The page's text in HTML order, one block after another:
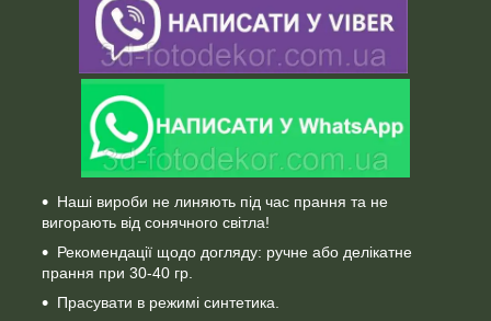
Наші вироби не линяють під час прання та не
вигорають від сонячного світла!
Рекомендації щодо догляду: ручне або делікатне
прання при 30-40 гр.
Прасувати в режимі синтетика.